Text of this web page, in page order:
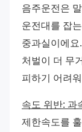
음주운전은
운전대를 잡
중과실이에
처벌이 더 무
피하기 어려
속도 위반: 과
제한속도를